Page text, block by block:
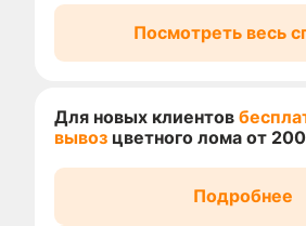
Посмотреть весь
Для новых клиентов
вывоз цветного лома от
Подробнее